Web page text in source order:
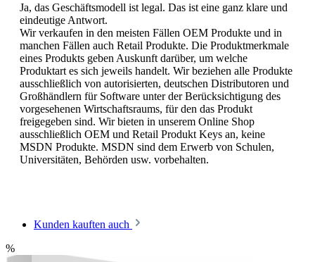
Ja, das Geschäftsmodell ist legal. Das ist eine ganz klare und
eindeutige Antwort.
Wir verkaufen in den meisten Fällen OEM Produkte und in
manchen Fällen auch Retail Produkte. Die Produktmerkmale
eines Produkts geben Auskunft darüber, um welche
Produktart es sich jeweils handelt. Wir beziehen alle Produkte
ausschließlich von autorisierten, deutschen Distributoren und
Großhändlern für Software unter der Berücksichtigung des
vorgesehenen Wirtschaftsraums, für den das Produkt
freigegeben sind. Wir bieten in unserem Online Shop
ausschließlich OEM und Retail Produkt Keys an, keine
MSDN Produkte. MSDN sind dem Erwerb von Schulen,
Universitäten, Behörden usw. vorbehalten.
Kunden kauften auch
%